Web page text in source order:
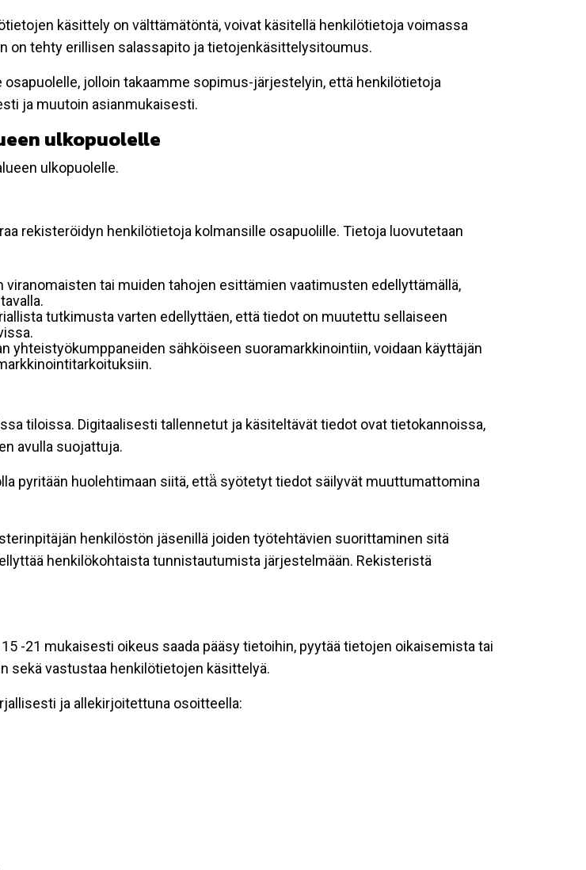
käsittely on välttämätöntä, voivat käsitellä henkilötietoja voimassa
on tehty erillisen salassapito ja tietojenkäsittelysitoumus.
jolloin takaamme sopimus-järjestelyin, että henkilötietoja
ja muutoin asianmukaisesti.
ulkopuolelle
ulkopuolelle.
rekisteröidyn henkilötietoja kolmansille osapuolille. Tietoja luovutetaan
tai muiden tahojen esittämien vaatimusten edellyttämällä,
tutkimusta varten edellyttäen, että tiedot on muutettu sellaiseen
yhteistyökumppaneiden sähköiseen suoramarkkinointiin, voidaan käyttäjän
tiloissa. Digitaalisesti tallennetut ja käsiteltävät tiedot ovat tietokannoissa,
avulla suojattuja.
pyritään huolehtimaan siitä, että̈ syötetyt tiedot säilyvät muuttumattomina
henkilöstön jäsenillä joiden työtehtävien suorittaminen sitä
henkilökohtaista tunnistautumista järjestelmään. Rekisteristä
-21 mukaisesti oikeus saada pääsy tietoihin, pyytää tietojen oikaisemista tai
sekä vastustaa henkilötietojen käsittelyä.
ja allekirjoitettuna osoitteella: